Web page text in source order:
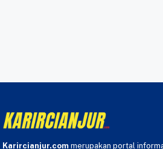
Karircianjur.com merupakan portal